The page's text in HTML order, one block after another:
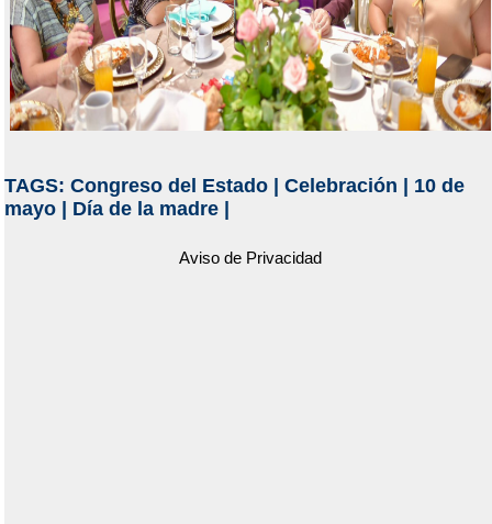
TAGS: Congreso del Estado| Celebración
10 de
mayo| Día de la madre|
Aviso de Privacidad